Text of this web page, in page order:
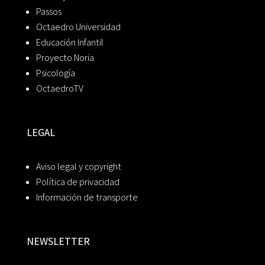
Passos
Octaedro Universidad
Educación Infantil
Proyecto Noria
Psicología
OctaedroTV
LEGAL
Aviso legal y copyright
Política de privacidad
Información de transporte
NEWSLETTER